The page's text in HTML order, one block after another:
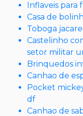
Inflaveis para
Casa de
Toboga
Castelinho
setor militar
Brinquedos
Canhao de
Pocket
df
Canhao de